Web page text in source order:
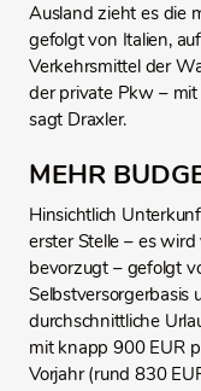
Ausland zieht es die
gefolgt von Italien,
Verkehrsmittel der
der private Pkw –
sagt Draxler.
MEHR
Hinsichtlich
erster Stelle – es
bevorzugt – gefolgt
Selbstversorgerbasis
durchschnittliche
mit knapp 900 EUR
Vorjahr (rund 830